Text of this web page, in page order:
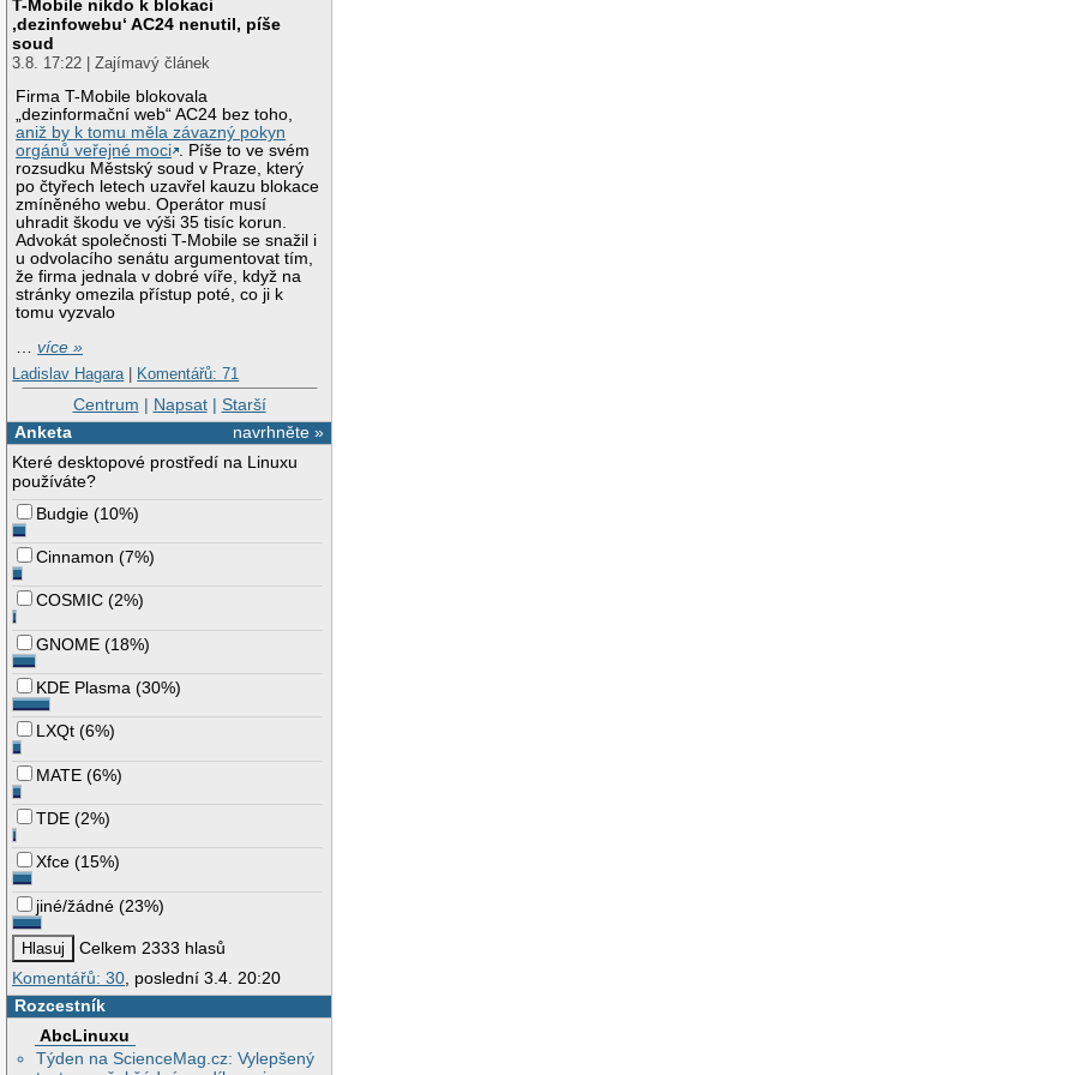
T-Mobile nikdo k blokaci
‚dezinfowebu‘ AC24 nenutil, píše
soud
3.8. 17:22 | Zajímavý článek
Firma T-Mobile blokovala
„dezinformační web“ AC24 bez toho,
aniž by k tomu měla závazný pokyn
orgánů veřejné moci . Píše to ve svém
rozsudku Městský soud v Praze, který
po čtyřech letech uzavřel kauzu blokace
zmíněného webu. Operátor musí
uhradit škodu ve výši 35 tisíc korun.
Advokát společnosti T-Mobile se snažil i
u odvolacího senátu argumentovat tím,
že firma jednala v dobré víře, když na
stránky omezila přístup poté, co ji k
tomu vyzvalo
…více »
Ladislav Hagara | Komentářů: 71
Centrum | Napsat| Starší
navrhněte »
Anketa
Které desktopové prostředí na Linuxu
používáte?
Budgie (10%)
Cinnamon (7%)
COSMIC (2%)
GNOME (18%)
KDE Plasma (30%)
LXQt (6%)
MATE (6%)
TDE (2%)
Xfce (15%)
jiné/žádné (23%)
Celkem 2333 hlasů
Komentářů: 30, poslední 3.4. 20:20
Rozcestník
AbcLinuxu
Týden na ScienceMag.cz: Vylepšený